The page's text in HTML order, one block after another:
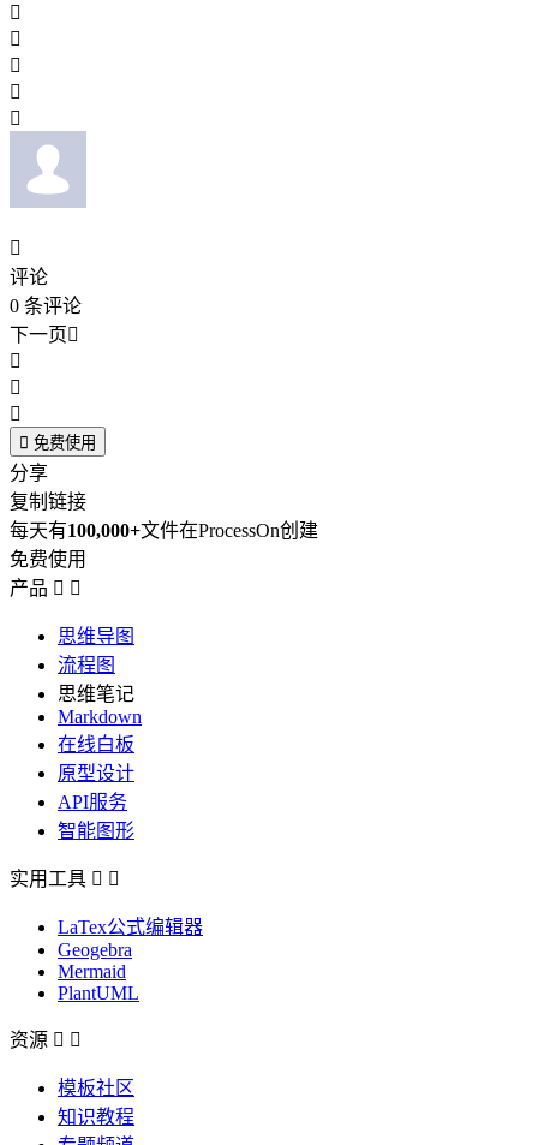






评论
0 条评论
下一页



 免费使用
分享
复制链接
每天有100,000+文件在ProcessOn创建
免费使用
产品  
思维导图
流程图
思维笔记
Markdown
在线白板
原型设计
API服务
智能图形
实用工具  
LaTex公式编辑器
Geogebra
Mermaid
PlantUML
资源  
模板社区
知识教程